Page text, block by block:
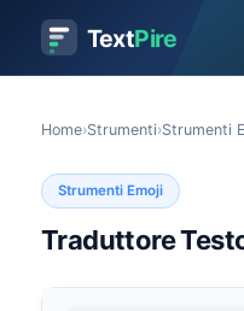
TextPire
Home›Strumenti›Strumenti
Strumenti Emoji
Traduttore